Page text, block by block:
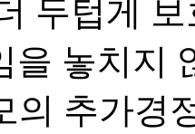
두텁게
을 놓치지
의 추가경